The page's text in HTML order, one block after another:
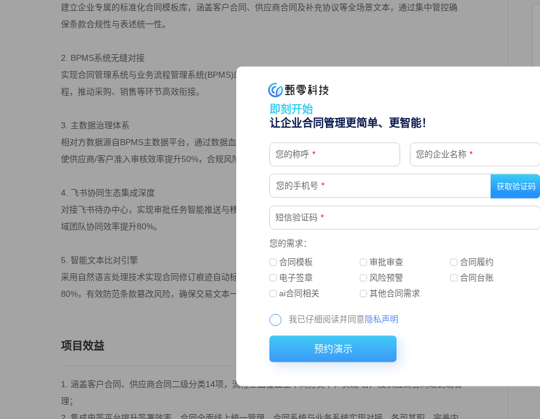
建立企业专属的标准化合同模板库，涵盖客户合同、供应商合同及补充协议等全场景文本，通过集中管控确
保条款合规性与表述统一性。
2. BPMS系统无缝对接
实现合同管理系统与业务流程管理系统(BPMS)的深度集成，合同审批、签署等关键节点自动触发下游业务流
程，推动采购、销售等环节高效衔接。
3. 主数据治理体系
相对方数据源自BPMS主数据平台，通过数据血缘追踪技术确保企业关系图谱实时更新，消除数据孤岛现象，
使供应商/客户准入审核效率提升50%，合规风险降低75%。
4. 飞书协同生态集成深度
对接飞书待办中心，实现审批任务智能推送与移动端秒级响应，结合生物识别技术保障审批安全性，使跨区
域团队协同效率提升80%。
5. 智能文本比对引擎
采用自然语言处理技术实现合同修订痕迹自动标注，版本差异识别准确率达98%，将人工校对工作量减少
80%，有效防范条款篡改风险，确保交易文本一致性。
项目效益
1. 涵盖客户合同、供应商合同二级分类14项，流程全面覆盖至不同分类下，实现 客户及供应商合同端到端管
理；
即刻开始
让企业合同管理更简单、更智能！
您的称呼 * 您的企业名称 *
您的手机号 *
短信验证码 *
您的需求：
合同模板
审批审查
合同履约
电子签章
风险预警
合同台账
ai合同相关
其他合同需求
我已仔细阅读并同意隐私声明
预约演示